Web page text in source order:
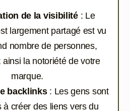
de la visibilité: Le
largement partagé est vu
nombre de personnes,
ainsi la notoriété de votre
marque.
backlinks: Les gens sont
à créer des liens vers du